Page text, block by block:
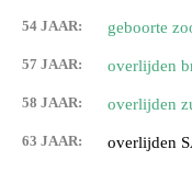
54 JAAR: geboorte
57 JAAR: overlijden
58 JAAR: overlijden
63 JAAR: overlijden